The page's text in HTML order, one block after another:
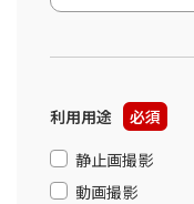
利用用途
必須
静止画撮影
動画撮影